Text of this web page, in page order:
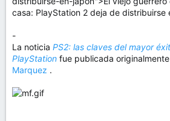
casa: PlayStation 2 deja de
-
La noticia PS2: las claves del mayor
PlayStation fue publicada
Marquez .